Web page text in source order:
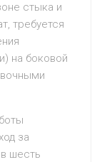
стыка и
требуется
на боковой
за
шесть